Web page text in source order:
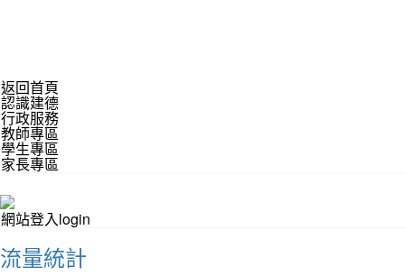
返回首頁
認識建德
行政服務
教師專區
學生專區
家長專區
網站登入login
流量統計